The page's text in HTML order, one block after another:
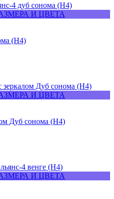
И ЦВЕТА
(Н4)
И ЦВЕТА
Дуб сонома (Н4)
И ЦВЕТА